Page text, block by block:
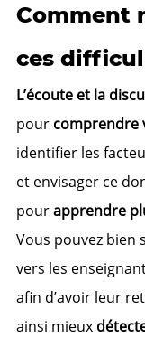
Comment
ces
L’écoute et la
pour comprendre
identifier les
et envisager ce
pour apprendre
Vous pouvez bien
vers les
afin d’avoir leur
ainsi mieux